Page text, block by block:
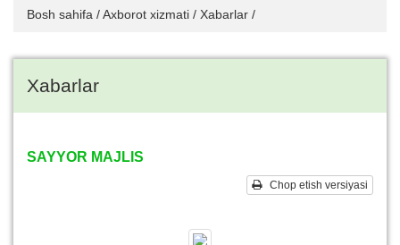
Bosh sahifa /Axborot xizmati / Xabarlar /
Xabarlar
SAYYOR MAJLIS
Chop etish versiyasi